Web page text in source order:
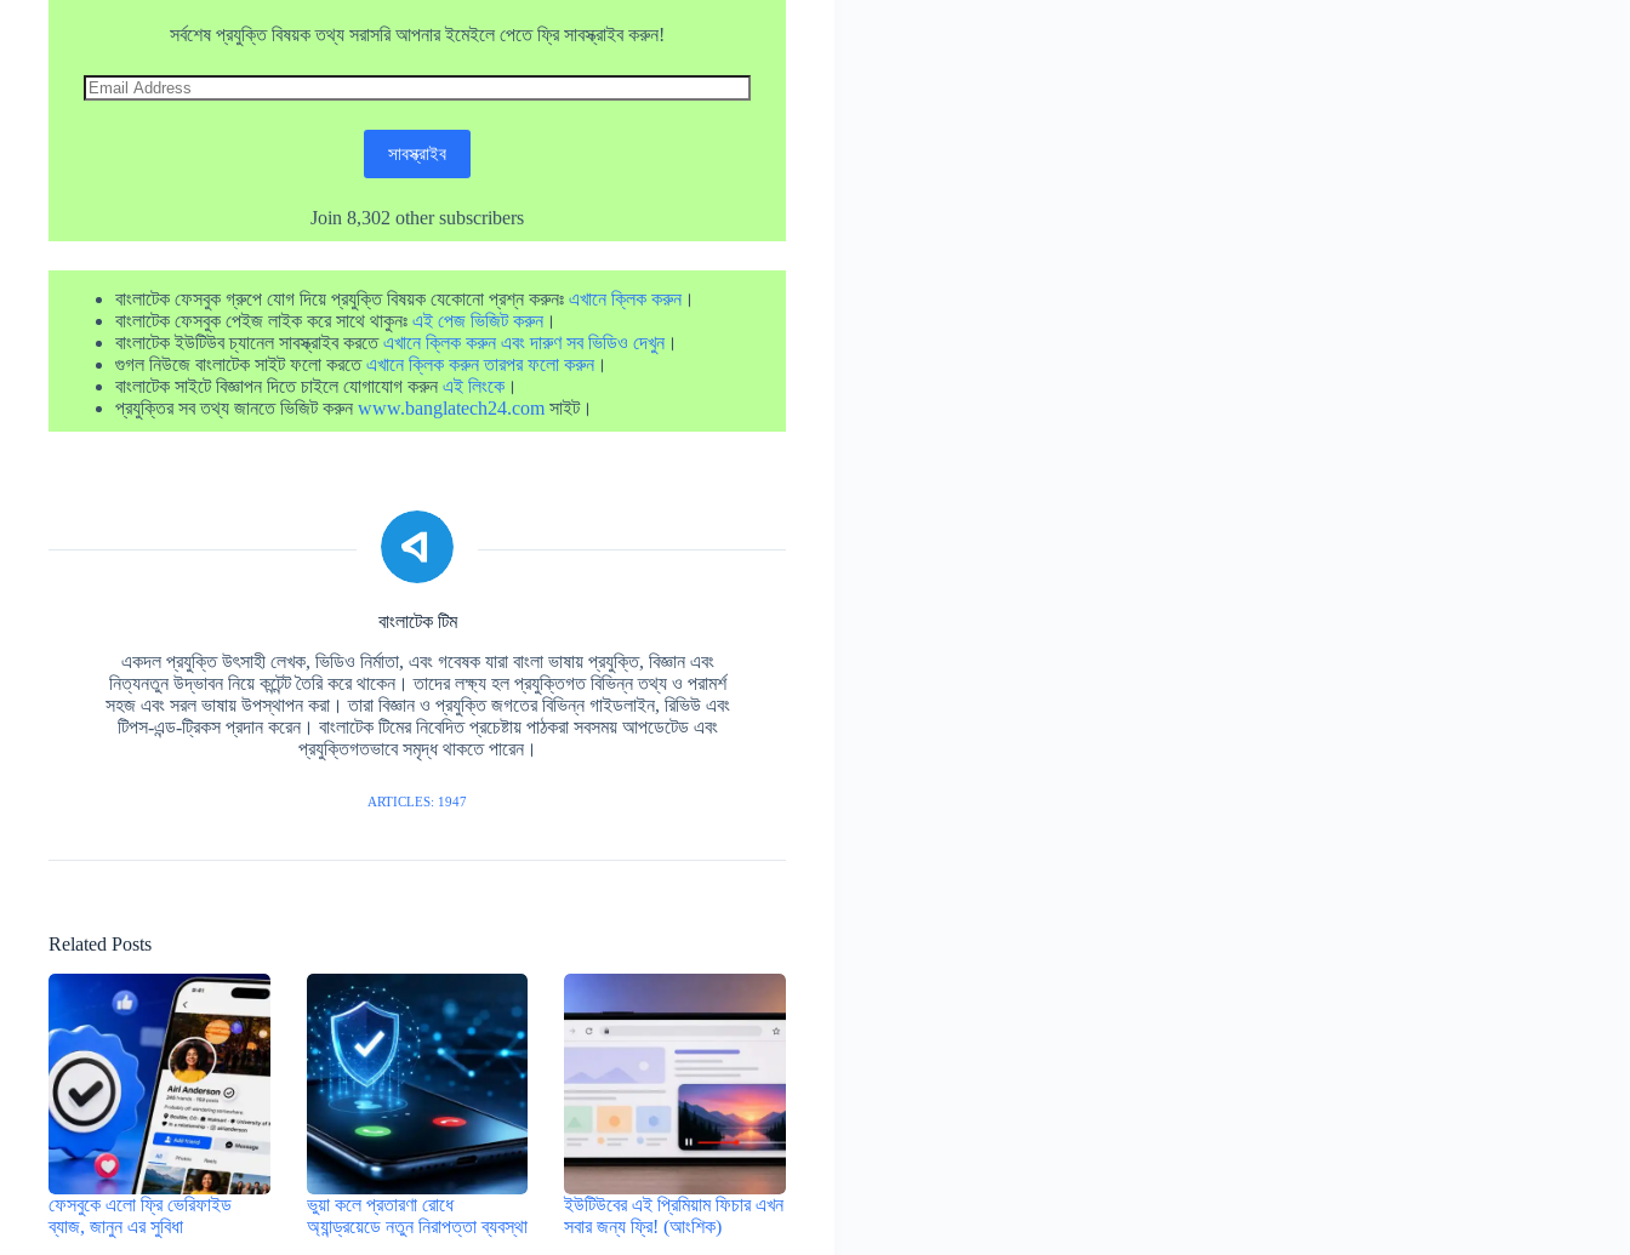
সর্বশেষ প্রযুক্তি বিষয়ক তথ্য সরাসরি আপনার ইমেইলে পেতে ফ্রি সাবস্ক্রাইব করুন!
Email
Address
সাবস্ক্রাইব
Join 8,302 other subscribers
বাংলাটেক ফেসবুক গ্রুপে যোগ দিয়ে প্রযুক্তি বিষয়ক যেকোনো প্রশ্ন করুনঃ এখানে ক্লিক করুন ।
বাংলাটেক ফেসবুক পেইজ লাইক করে সাথে থাকুনঃ এই পেজ ভিজিট করুন ।
বাংলাটেক ইউটিউব চ্যানেল সাবস্ক্রাইব করতেএখানে ক্লিক করুন এবং দারুণ সব ভিডিও দেখুন ।
গুগল নিউজে বাংলাটেক সাইট ফলো করতেএখানে ক্লিক করুন তারপর ফলো করুন ।
বাংলাটেক সাইটে বিজ্ঞাপন দিতে চাইলে যোগাযোগ করুন এই লিংকে ।
প্রযুক্তির সব তথ্য জানতে ভিজিট করুন www.banglatech24.com সাইট।
বাংলাটেক টিম
একদল প্রযুক্তি উৎসাহী লেখক, ভিডিও নির্মাতা, এবং গবেষক যারা বাংলা ভাষায় প্রযুক্তি, বিজ্ঞান এবং
নিত্যনতুন উদ্ভাবন নিয়ে কন্টেন্ট তৈরি করে থাকেন। তাদের লক্ষ্য হল প্রযুক্তিগত বিভিন্ন তথ্য ও পরামর্শ
সহজ এবং সরল ভাষায় উপস্থাপন করা। তারা বিজ্ঞান ও প্রযুক্তি জগতের বিভিন্ন গাইডলাইন, রিভিউ এবং
টিপস-এন্ড-ট্রিকস প্রদান করেন। বাংলাটেক টিমের নিবেদিত প্রচেষ্টায় পাঠকরা সবসময় আপডেটেড এবং
প্রযুক্তিগতভাবে সমৃদ্ধ থাকতে পারেন।
ARTICLES: 1947
Related Posts
ফেসবুকে এলো ফ্রি ভেরিফাইড
ব্যাজ, জানুন এর সুবিধা
ভুয়া কলে প্রতারণা রোধে
অ্যান্ড্রয়েডে নতুন নিরাপত্তা ব্যবস্থা
ইউটিউবের এই প্রিমিয়াম ফিচার এখন
সবার জন্য ফ্রি! (আংশিক)